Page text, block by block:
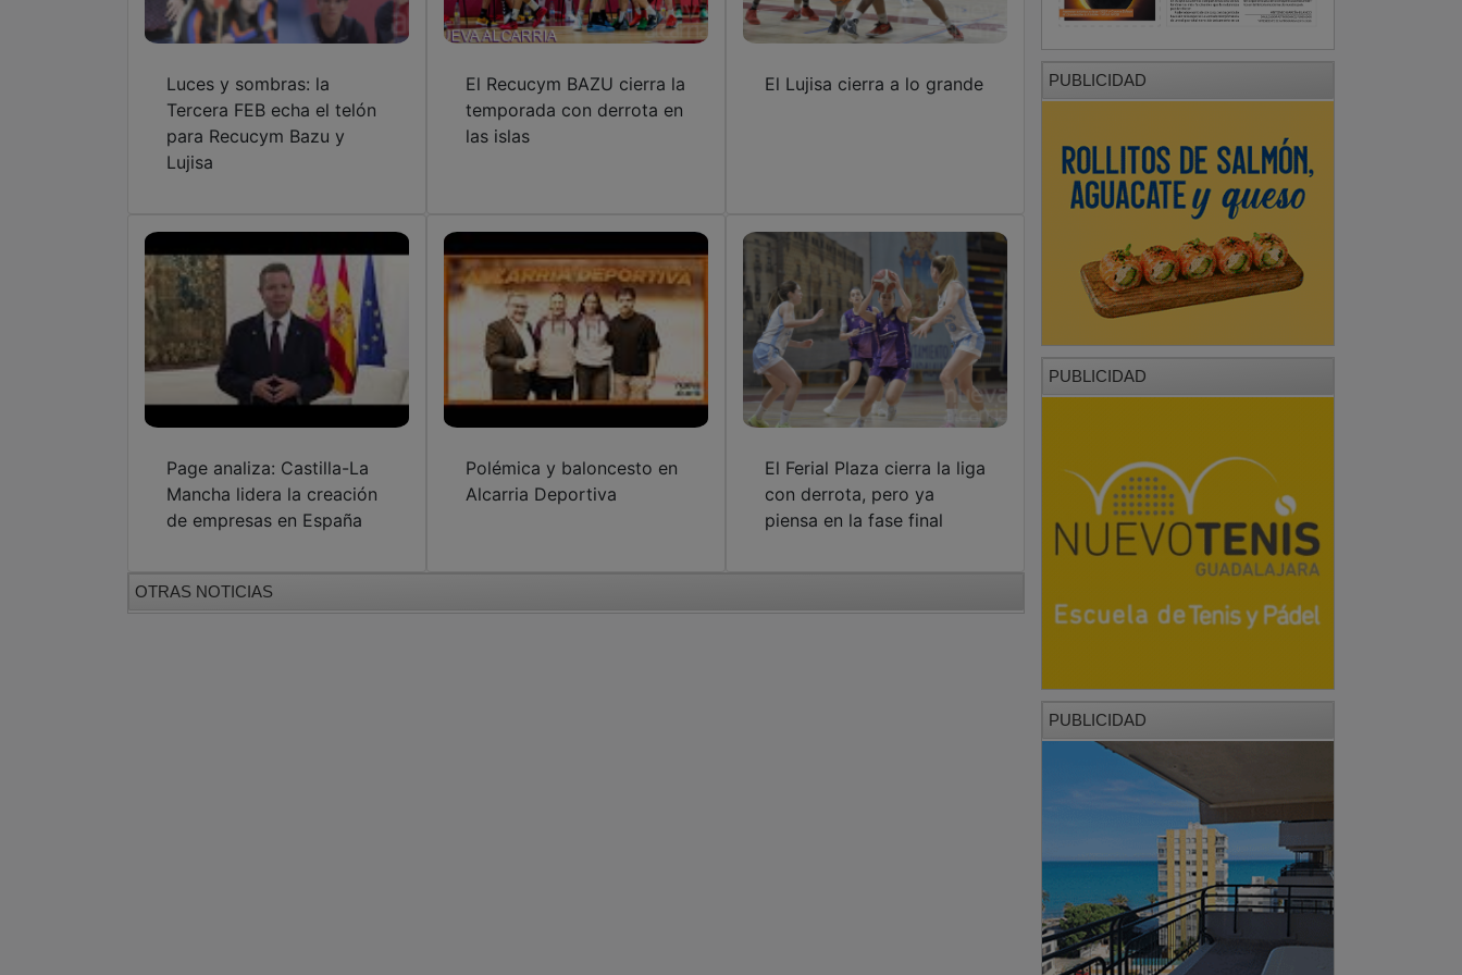
Luces y sombras: la
Tercera FEB echa el telón
para Recucym Bazu y
Lujisa
El Recucym BAZU cierra la
temporada con derrota en
las islas
El Lujisa cierra a lo grande
Page analiza: Castilla-La
Mancha lidera la creación
de empresas en España
Polémica y baloncesto en
Alcarria Deportiva
El Ferial Plaza cierra la liga
con derrota, pero ya
piensa en la fase final
OTRAS NOTICIAS
PUBLICIDAD
PUBLICIDAD
PUBLICIDAD